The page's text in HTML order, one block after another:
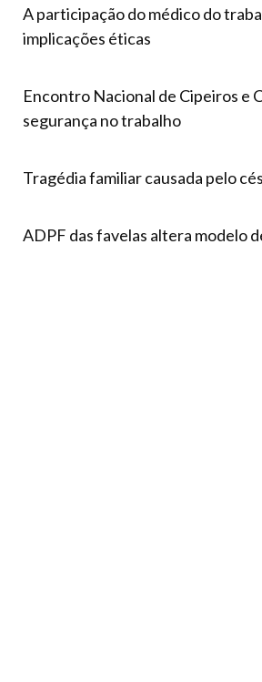
A participação do médico do
implicações éticas
Encontro Nacional de Cipeiros e
segurança no trabalho
Tragédia familiar causada pelo
ADPF das favelas altera modelo